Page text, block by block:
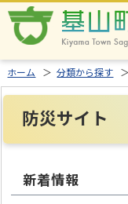
ホーム ＞分類から探す
防災サイト
新着情報